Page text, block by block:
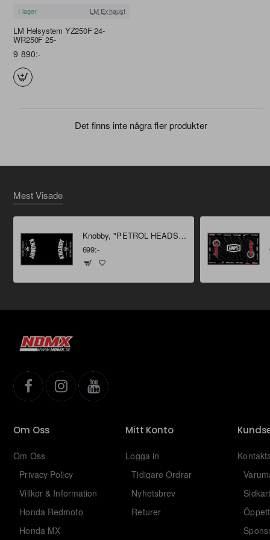
FRI FRAKT
I lager LM Exhaust
LM Helsystem YZ250F 24-
WR250F 25-
9 890:-
Det finns inte några fler produkter
Mest Visade
Knobby, "PETROL HEADS" Miljömatta 160 X 100 cm
699:-
Om Oss
Om Oss
Privacy Policy
Villkor & Information
Honda Redmoto
Honda MX
Mitt Konto
Logga in
Tidigare Ordrar
Nyhetsbrev
Returer